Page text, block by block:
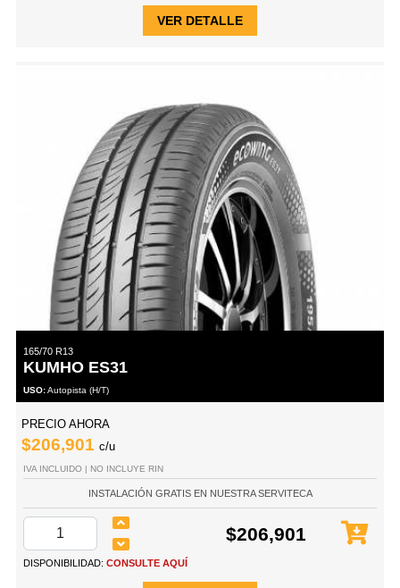
VER DETALLE
165/70 R13
KUMHO ES31
USO:Autopista (H/T)
PRECIO AHORA
$206,901 c/u
IVA INCLUIDO | NO INCLUYE RIN
INSTALACIÓN GRATIS EN NUESTRA SERVITECA
$206,901
DISPONIBILIDAD: CONSULTE AQUÍ